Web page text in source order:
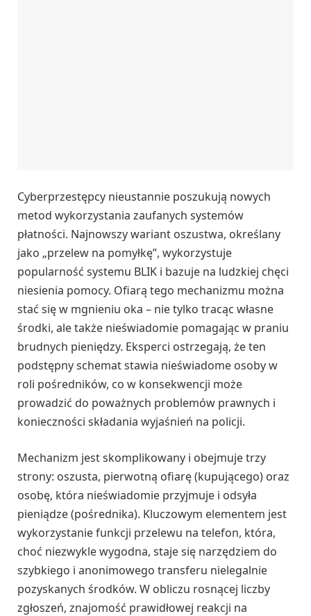
Cyberprzestępcy nieustannie poszukują nowych
metod wykorzystania zaufanych systemów
płatności. Najnowszy wariant oszustwa, określany
jako „przelew na pomyłkę”, wykorzystuje
popularność systemu BLIK i bazuje na ludzkiej chęci
niesienia pomocy. Ofiarą tego mechanizmu można
stać się w mgnieniu oka – nie tylko tracąc własne
środki, ale także nieświadomie pomagając w praniu
brudnych pieniędzy. Eksperci ostrzegają, że ten
podstępny schemat stawia nieświadome osoby w
roli pośredników, co w konsekwencji może
prowadzić do poważnych problemów prawnych i
konieczności składania wyjaśnień na policji.
Mechanizm jest skomplikowany i obejmuje trzy
strony: oszusta, pierwotną ofiarę (kupującego) oraz
osobę, która nieświadomie przyjmuje i odsyła
pieniądze (pośrednika). Kluczowym elementem jest
wykorzystanie funkcji przelewu na telefon, która,
choć niezwykle wygodna, staje się narzędziem do
szybkiego i anonimowego transferu nielegalnie
pozyskanych środków. W obliczu rosnącej liczby
zgłoszeń, znajomość prawidłowej reakcji na